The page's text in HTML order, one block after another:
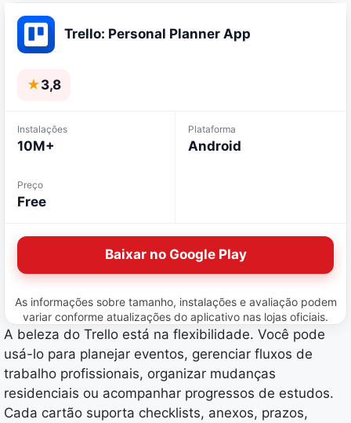
Trello: Personal Planner App
★3,8
Instalações
10M+
Plataforma
Android
Preço
Free
Baixar no Google Play
As informações sobre tamanho, instalações e avaliação podem
variar conforme atualizações do aplicativo nas lojas oficiais.
A beleza do Trello está na flexibilidade. Você pode
usá-lo para planejar eventos, gerenciar fluxos de
trabalho profissionais, organizar mudanças
residenciais ou acompanhar progressos de estudos.
Cada cartão suporta checklists, anexos, prazos,